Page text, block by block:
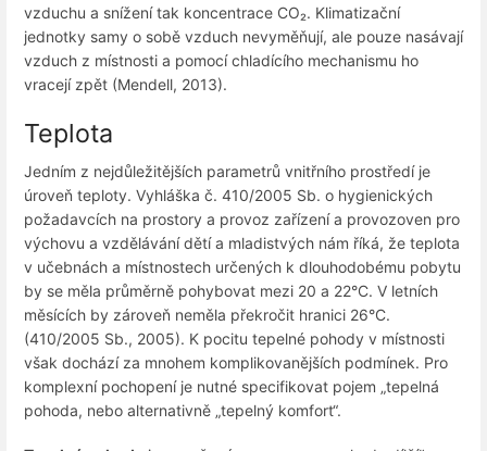
vzduchu a snížení tak koncentrace CO₂. Klimatizační
jednotky samy o sobě vzduch nevyměňují, ale pouze nasávají
vzduch z místnosti a pomocí chladícího mechanismu ho
vracejí zpět (Mendell, 2013).
Teplota
Jedním z nejdůležitějších parametrů vnitřního prostředí je
úroveň teploty. Vyhláška č. 410/2005 Sb. o hygienických
požadavcích na prostory a provoz zařízení a provozoven pro
výchovu a vzdělávání dětí a mladistvých nám říká, že teplota
v učebnách a místnostech určených k dlouhodobému pobytu
by se měla průměrně pohybovat mezi 20 a 22°C. V letních
měsících by zároveň neměla překročit hranici 26°C.
(410/2005 Sb., 2005). K pocitu tepelné pohody v místnosti
však dochází za mnohem komplikovanějších podmínek. Pro
komplexní pochopení je nutné specifikovat pojem „tepelná
pohoda, nebo alternativně „tepelný komfort“.